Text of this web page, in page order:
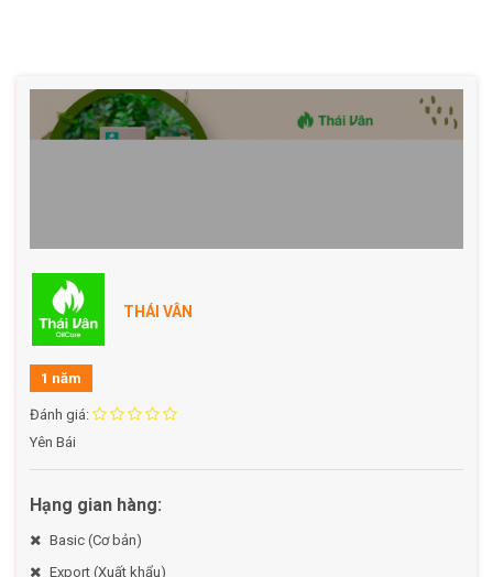
THÁI VÂN
1 năm
Đánh giá:
Yên Bái
Hạng gian hàng:
Basic (Cơ bản)
Export (Xuất khẩu)